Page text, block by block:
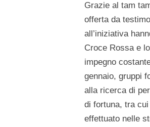
Grazie al tam
offerta da
all’iniziativa
Croce Rossa e
impegno
gennaio, gruppi
alla ricerca di
di fortuna, tra
effettuato nelle